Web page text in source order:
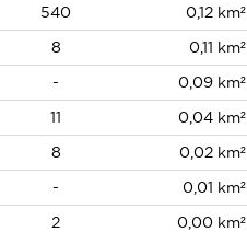
540 0,12 km²
8 0,11 km²
- 0,09 km²
11 0,04 km²
8 0,02 km²
- 0,01 km²
2 0,00 km²